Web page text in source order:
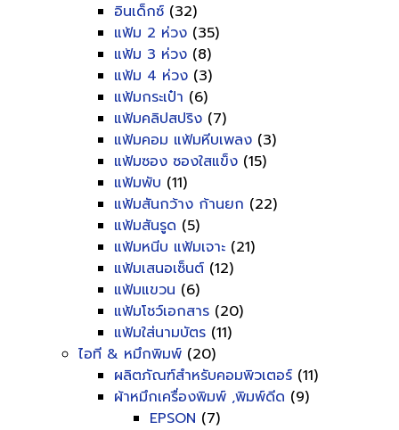
อินเด็กซ์ (32)
แฟ้ม 2 ห่วง (35)
แฟ้ม 3 ห่วง (8)
แฟ้ม 4 ห่วง (3)
แฟ้มกระเป๋า (6)
แฟ้มคลิปสปริง (7)
แฟ้มคอม แฟ้มหีบเพลง (3)
แฟ้มซอง ซองใสแข็ง (15)
แฟ้มพับ (11)
แฟ้มสันกว้าง ก้านยก (22)
แฟ้มสันรูด (5)
แฟ้มหนีบ แฟ้มเจาะ (21)
แฟ้มเสนอเซ็นต์ (12)
แฟ้มแขวน (6)
แฟ้มโชว์เอกสาร (20)
แฟ้มใส่นามบัตร (11)
ไอที & หมึกพิมพ์ (20)
ผลิตภัณฑ์สำหรับคอมพิวเตอร์ (11)
ผ้าหมึกเครื่องพิมพ์ ,พิมพ์ดีด (9)
EPSON (7)